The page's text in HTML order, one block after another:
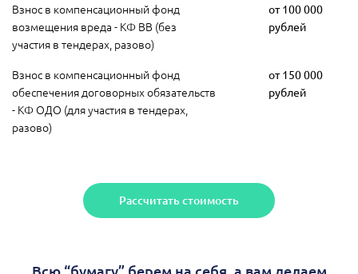
Взнос в компенсационный фонд
возмещения вреда - КФ ВВ (без
участия в тендерах, разово)
от 100 000
рублей
Взнос в компенсационный фонд
обеспечения договорных обязательств
- КФ ОДО (для участия в тендерах,
разово)
от 150 000
рублей
Рассчитать стоимость